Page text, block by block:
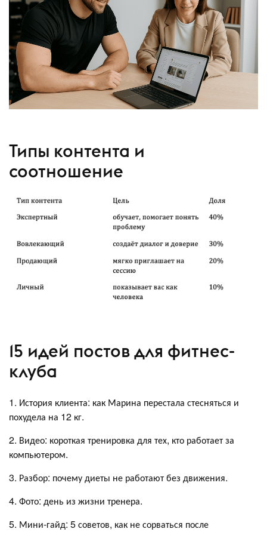
Типы контента и
соотношение
15 идей постов для фитнес-
клуба
1. История клиента: как Марина перестала стесняться и
похудела на 12 кг.
2. Видео: короткая тренировка для тех, кто работает за
компьютером.
3. Разбор: почему диеты не работают без движения.
4. Фото: день из жизни тренера.
5. Мини-гайд: 5 советов, как не сорваться после